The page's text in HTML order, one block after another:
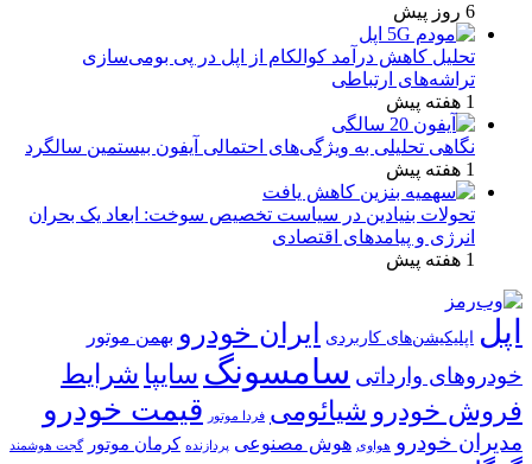
6 روز پیش
تحلیل کاهش درآمد کوالکام از اپل در پی بومی‌سازی
تراشه‌های ارتباطی
1 هفته پیش
نگاهی تحلیلی به ویژگی‌های احتمالی آیفون بیستمین سالگرد
1 هفته پیش
تحولات بنیادین در سیاست تخصیص سوخت: ابعاد یک بحران
انرژی و پیامدهای اقتصادی
1 هفته پیش
اپل اپلیکیشن‌های کاربردی ایران خودرو بهمن موتور
خودروهای وارداتی سامسونگ سایپا شرایط
فروش خودرو شیائومی فردا موتور قیمت خودرو
مدیران خودرو هواوی هوش مصنوعی پردازنده کرمان موتور گجت هوشمند